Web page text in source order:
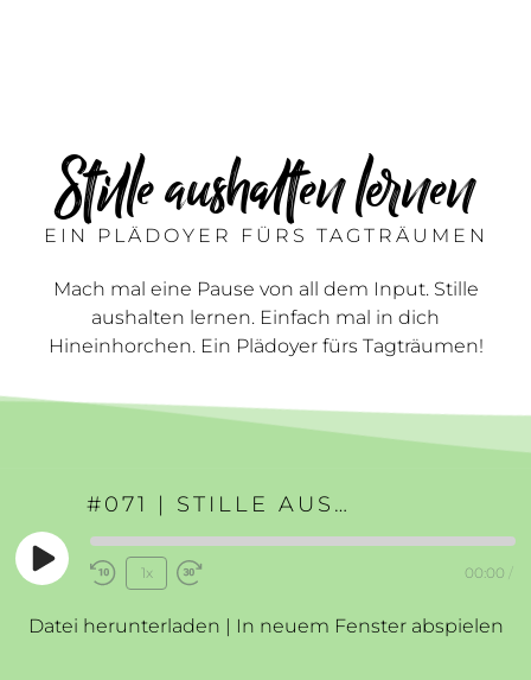
Stille aushalten lernen
EIN PLÄDOYER FÜRS TAGTRÄUMEN
Mach mal eine Pause von all dem Input. Stille
aushalten lernen. Einfach mal in dich
Hineinhorchen. Ein Plädoyer fürs Tagträumen!
#071 | STILLE AUSHALTEN LERNEN
Play
EpisodeRewind
Seconds
1x
30
00:00 /
Datei herunterladen | In neuem Fenster abspielen